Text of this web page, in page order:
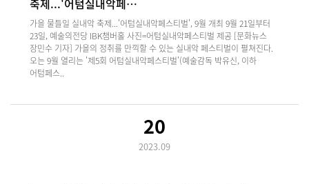
축제...'어텀실내악페…
가을 물들일 실내악 축제...'어텀실내악페스티벌', 9월 개최 9월 21일부터
23일, 예술의전당 IBK챔버홀 사진=어텀실내악페스티벌 제공 [문화뉴스
장민수 기자] 가을의 정취를 만끽할 수 있는 실내악 페스티벌이 펼쳐진다.
오는 9월 열리는 '제5회 어텀실내악페스티벌'(예술감독 박유신, 이하
어텀페스..
20
2023.09